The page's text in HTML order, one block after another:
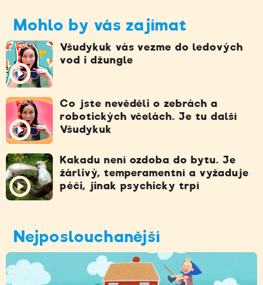
Mohlo by vás zajímat
Všudykuk vás vezme do ledových
vod i džungle
Co jste nevěděli o zebrách a
robotických včelách. Je tu další
Všudykuk
Kakadu není ozdoba do bytu. Je
žárlivý, temperamentní a vyžaduje
péči, jinak psychicky trpí
Nejposlouchanější